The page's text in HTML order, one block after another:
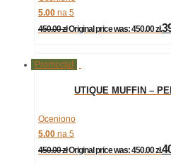
5.00 na 5
450.00złOriginal price was: 450.00 zł.
Promocja!
UTIQUE MUFFIN –
Oceniono
5.00 na 5
450.00złOriginal price was: 450.00 zł.